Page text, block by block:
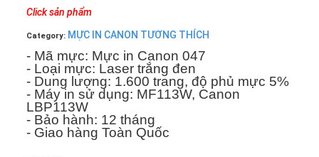
Click sản phẩm
Category: MỰC IN CANON TƯƠNG THÍCH
- Mã mực: Mực in Canon 047
- Loại mực: Laser trắng đen
- Dung lượng: 1.600 trang, độ phủ mực 5%
- Máy in sử dụng: MF113W, Canon
LBP113W
- Bảo hành: 12 tháng
- Giao hàng Toàn Quốc